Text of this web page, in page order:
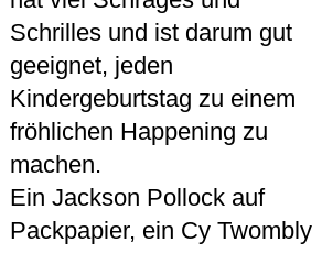
Schrilles und ist darum gut
geeignet, jeden
Kindergeburtstag zu einem
fröhlichen Happening zu
machen.
Ein Jackson Pollock auf
Packpapier, ein Cy Twombly